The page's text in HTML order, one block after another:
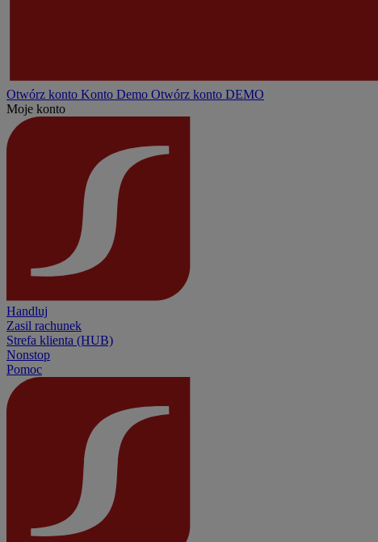
Otwórz konto Konto Demo Otwórz konto DEMO
Moje konto
Handluj
Zasil rachunek
Strefa klienta (HUB)
Nonstop
Pomoc